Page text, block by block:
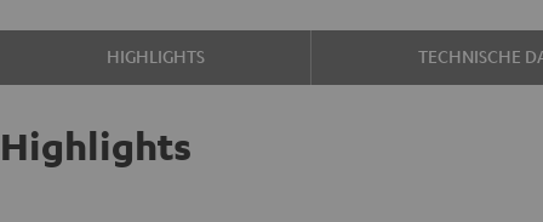
HIGHLIGHTS TECHNISCHE
Highlights